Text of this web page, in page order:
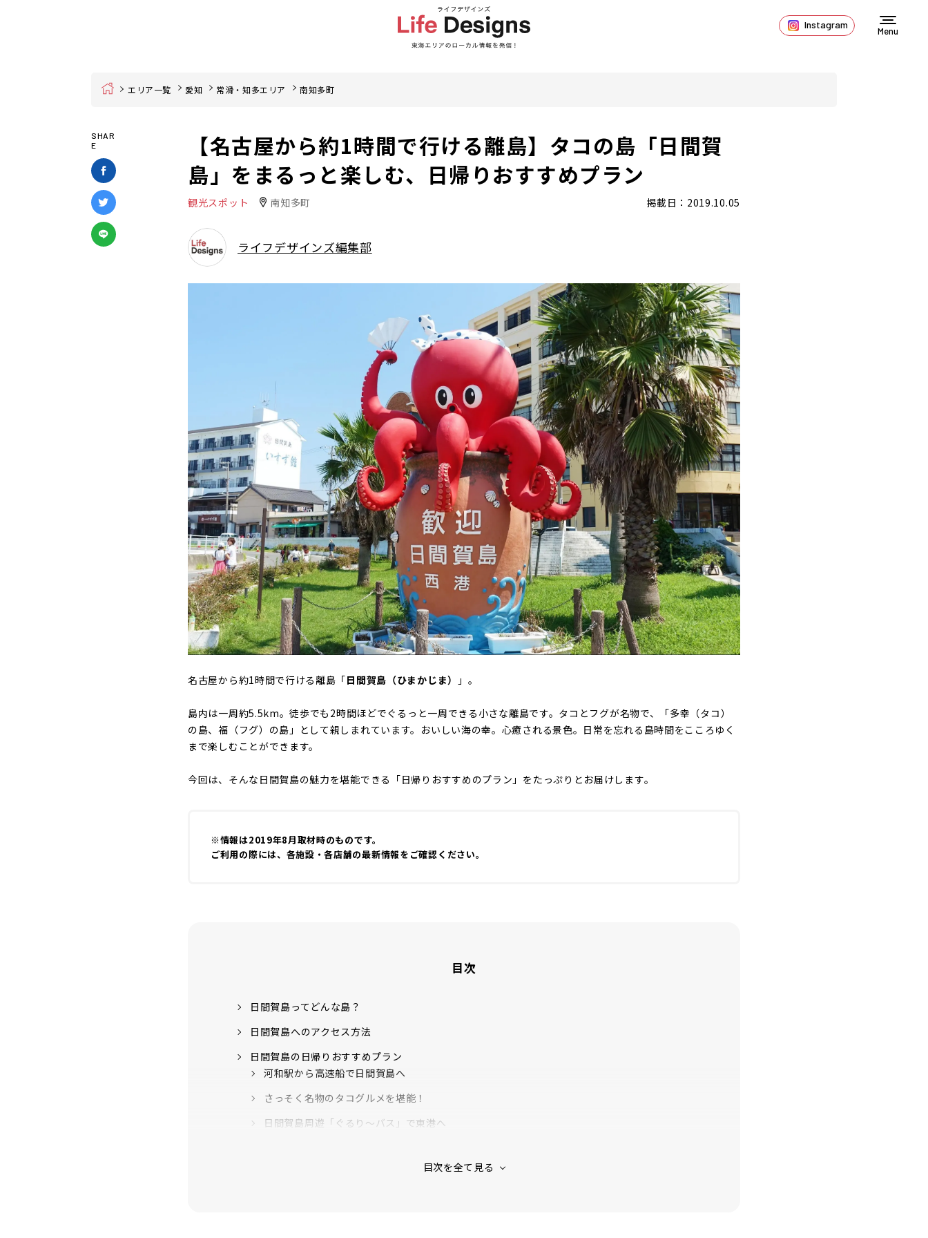
Instagram
Menu
Home エリア一覧 愛知 常滑・知多エリア 南知多町
SHAR
E
【名古屋から約1時間で行ける離島】タコの島「日間賀
島」をまるっと楽しむ、日帰りおすすめプラン
観光スポット 南知多町 掲載日：2019.10.05
ライフデザインズ編集部
名古屋から約1時間で行ける離島「日間賀島（ひまかじま） 」。
島内は一周約5.5km。徒歩でも2時間ほどでぐるっと一周できる小さな離島です。タコとフグが名物で、「多幸（タコ）
の島、福（フグ）の島」として親しまれています。おいしい海の幸。心癒される景色。日常を忘れる島時間をこころゆく
まで楽しむことができます。
今回は、そんな日間賀島の魅力を堪能できる「日帰りおすすめのプラン」をたっぷりとお届けします。
※情報は2019年8月取材時のものです。
ご利用の際には、各施設・各店舗の最新情報をご確認ください。
目次
日間賀島ってどんな島？
日間賀島へのアクセス方法
日間賀島の日帰りおすすめプラン
河和駅から高速船で日間賀島へ
さっそく名物のタコグルメを堪能！
日間賀島周遊「ぐるり～バス」で東港へ
絶景スポット「ハイジのブランコ」へ